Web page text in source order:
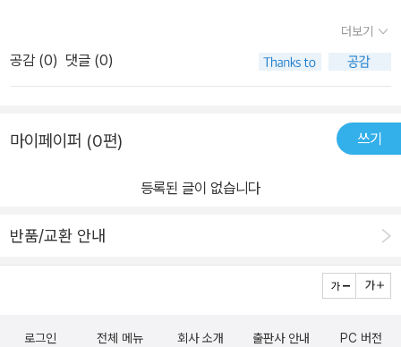
없는데.....날더러 무조건 죄인이라니.....혹시 남은 생 죄를 지을지 어
쩔지는 모르지만 무조건 죄인이 되라는 종교에 귀의할 맘은 아직까지
믿음으로 무장하고 있는 사람이라면 거부감을 느낄 수 있을지 모르지
만, 좀 더 멀찍이 떨어져서 소설이라는 허구의 세계라는 걸 인정하고
본다면, 신이라는 이름으로 포장되고, 그렇게 믿어지는 한 사람의 인
모습들을 적나라하게 볼 수 있을 것이다. 자신이 보통 사람이라는 사
없을 것 같은 성스럽고, 존귀한 대상이 오히려 더더욱 인간적일 수 있
똑같이 겪고 있다는 그 점에서 이 소설은 종교를 신성하고, 멀리 있어
더보기
공감 (0) 댓글 (0)
마이페이퍼 (0편) 쓰기
등록된 글이 없습니다
반품/교환 안내
로그인 전체 메뉴 회사 소개 출판사 안내 PC 버전